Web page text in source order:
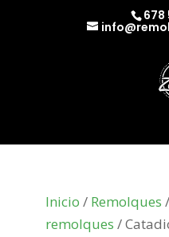
678
Inicio / Remolques /
remolques /